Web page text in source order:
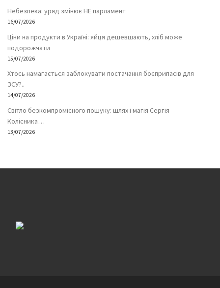
Небезпека: уряд змінює НЕ парламент
16/07/2026
Ціни на продукти в Україні: яйця дешевшають, хліб може
подорожчати
15/07/2026
Хтось намагається заблокувати постачання боєприпасів для
ЗСУ?..
14/07/2026
Світло безкомпромісного пошуку: шлях і магія Сергія
Колісника…
13/07/2026